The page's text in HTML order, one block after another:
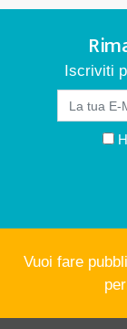
Iscriviti
Vuoi fare